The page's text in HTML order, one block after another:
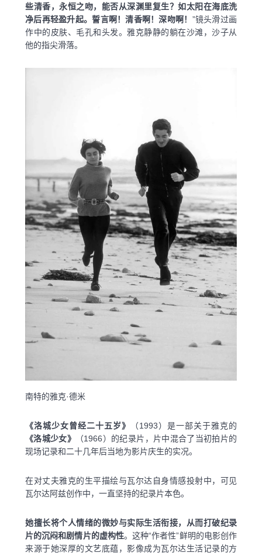
些清香，永恒之吻，能否从深渊里复生？如太阳在海底洗
净后再轻盈升起。誓言啊！清香啊！深吻啊！ ”镜头滑过画
作中的皮肤、毛孔和头发。雅克静静的躺在沙滩，沙子从
他的指尖滑落。
南特的雅克·德米
《洛城少女曾经二十五岁》
（1993）是一部关于雅克的
《洛城少女》
（1966）的纪录片，片中混合了当初拍片的
现场记录和二十几年后当地为影片庆生的实况。
在对丈夫雅克的生平描绘与瓦尔达自身情感投射中，可见
瓦尔达阿兹创作中，一直坚持的纪录片本色。
她擅长将个人情绪的微妙与实际生活衔接，从而打破纪录
片的沉闷和剧情片的虚构性。这种“作者性”鲜明的电影创作
来源于她深厚的文艺底蕴，影像成为瓦尔达生活记录的方